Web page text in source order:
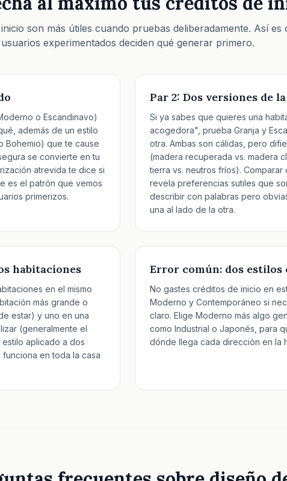
son más útiles cuando pruebas deliberadamente. Así es
usuarios experimentados deciden qué generar primero.
o Escandinavo)
además de un estilo
Bohemio) que te cause
se convierte en tu
atrevida te dice si
es el patrón que vemos
primerizos.
Par 2: Dos versiones de
Si ya sabes que quieres una
acogedora", prueba Granja y
otra. Ambas son cálidas, pero
(madera recuperada vs. madera
tierra vs. neutros fríos).
revela preferencias sutiles que
describir con palabras pero
una al lado de la otra.
habitaciones
en el mismo
más grande o
estar) y uno en una
(generalmente el
aplicado a dos
en toda la casa
Error común: dos estilos
No gastes créditos de inicio en
Moderno y Contemporáneo si
claro. Elige Moderno más algo
como Industrial o Japonés, para
dónde llega cada dirección en la